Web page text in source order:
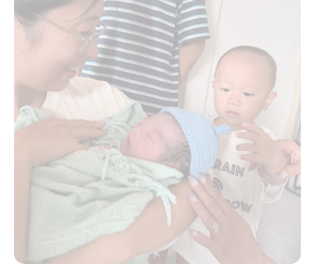
助産院で受けられる自然分娩と産後ケアの
内容
産後まで続く助産院の手厚いサポート体制
自然分娩を希望する方への助産院の強み
母子の心身を守る助産院の産後ケア事例
助産院の産後ケアサービス比較
母乳育児を支える産後サポートの実際
助産院で行う母乳育児サポート一覧
母乳外来や育児相談の活用方法
助産院ならではの母乳育児支援の特徴
静岡市の母乳外来サービスの種類